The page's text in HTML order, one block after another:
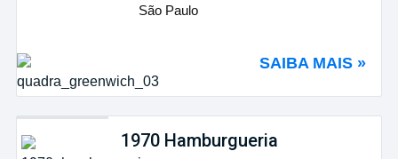
São Paulo
SAIBA MAIS »
1970 Hamburgueria